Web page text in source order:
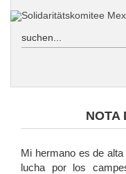
In Erinnerung an
In Erinnerung an
Solidaritätskomitees
NOTA
Mi hermano es de
lucha por los